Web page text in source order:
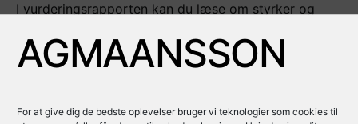
AGMAANSSON
For at give dig de bedste oplevelser bruger vi teknologier som cookies til
I vurderingsrapporten kan du læse om styrker og
og ADHD-lignende symptomer, samt fokuspunkter i
forhold til fremadrettet træning og tilgang.
Rapporten kan læses her eller downloades.